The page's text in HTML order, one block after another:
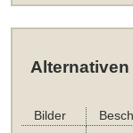
Alternativen
Bilder